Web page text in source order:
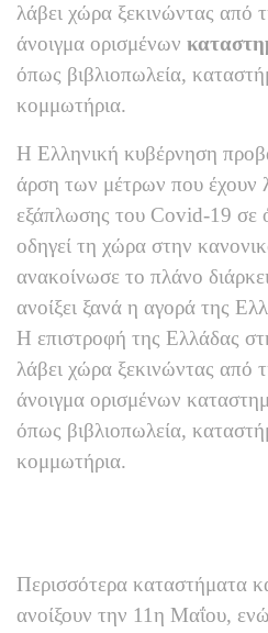
λάβει χώρα ξεκινώντας από
άνοιγμα ορισμένων
όπως βιβλιοπωλεία,
κομμωτήρια.
Η Ελληνική κυβέρνηση
άρση των μέτρων που έχουν
εξάπλωσης του Covid-19 σε
οδηγεί τη χώρα στην
ανακοίνωσε το πλάνο
ανοίξει ξανά η αγορά της
Η επιστροφή της Ελλάδας
λάβει χώρα ξεκινώντας από
άνοιγμα ορισμένων
όπως βιβλιοπωλεία,
κομμωτήρια.
Περισσότερα καταστήματα
ανοίξουν την 11η Μαΐου,